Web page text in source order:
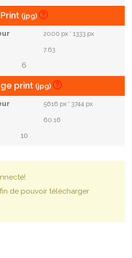
Print (jpg)
2000 px * 1333 px
7.63
6
print (jpg)
5616 px * 3744 px
60.16
10
de pouvoir télécharger